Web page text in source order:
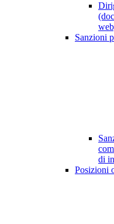
Sanzioni
di
Posizioni